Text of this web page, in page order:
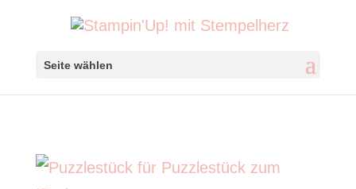
Seite wählen